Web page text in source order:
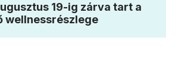
19-ig zárva tart a
wellnessrészlege